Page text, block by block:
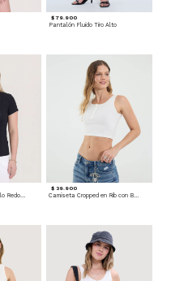
$ 79.900
Pantalón Fluido Tiro Alto
Camiseta Básica Cuello Redondo
$ 39.900